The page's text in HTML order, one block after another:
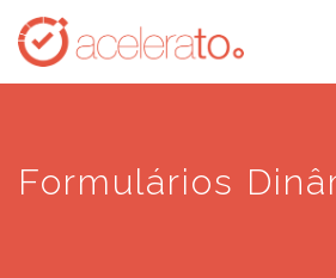
Skip
main
Formulários